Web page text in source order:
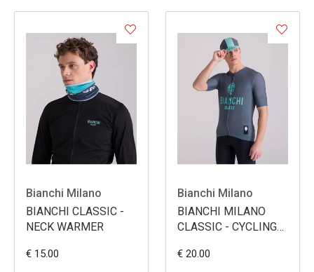
Bianchi Milano
BIANCHI CLASSIC -
NECK WARMER
€ 15.00
Bianchi Milano
BIANCHI MILANO
CLASSIC - CYCLING
€ 20.00